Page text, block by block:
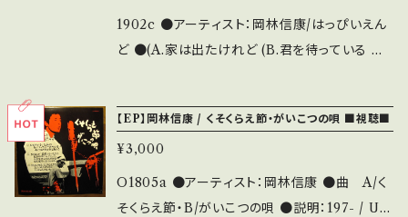
1902c ●アーティスト：岡林信康/はっぴいえん
ど ●(A.家は出たけれど (B.君を待っている ●
I B)■OBK073■https://youtu.be/bzx5ga
2im28 ●状態：ジャケ/盤：B/A (国内盤) * 【状
態説明の見方】 商品列に並ぶ ■状態・説明 / 発
送について■ をご覧ください。 お知らせ等は、A
【EP】岡林信康 / くそくらえ節・がいこつの唄 ■視聴■
¥3,000
O1805a ●アーティスト：岡林信康 ●曲 A/く
そくらえ節・B/がいこつの唄 ●説明：197- / UR